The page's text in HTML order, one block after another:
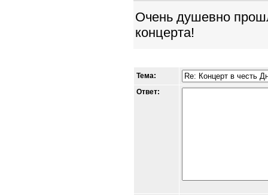
Очень душевно
концерта!
Тема:
Ответ: